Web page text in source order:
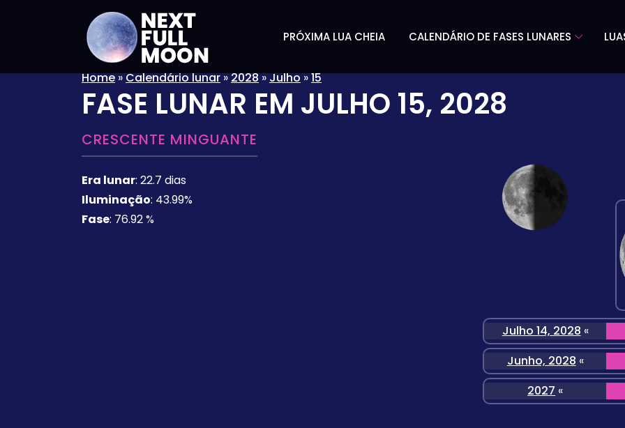
PRÓXIMA LUA CHEIA CALENDÁRIO DE FASES LUNARES
Home»Calendário lunar»2028»Julho»15
FASE LUNAR EM JULHO 15, 2028
CRESCENTE MINGUANTE
Era lunar: 22.7 dias
Iluminação: 43.99%
Fase: 76.92 %
Julho 14, 2028 «
Junho, 2028 «
2027 «